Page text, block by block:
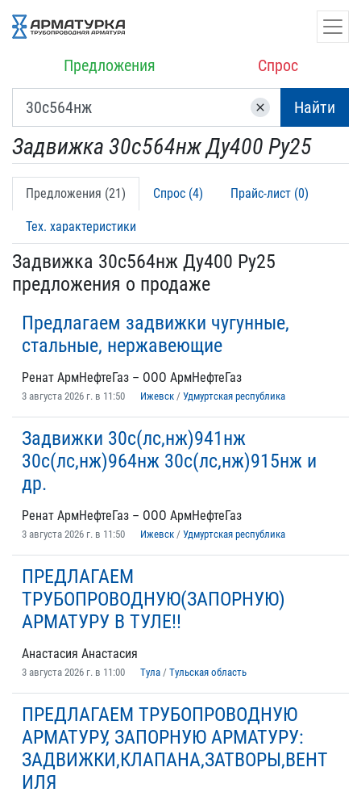
Предложения Спрос
clear Найти
Задвижка 30с564нж Ду400 Ру25
Предложения (21) Спрос (4) Прайс-лист (0)
Тех. характеристики
Задвижка 30с564нж Ду400 Ру25
предложения о продаже
Предлагаем задвижки чугунные,
стальные, нержавеющие
Ренат АрмНефтеГаз – ООО АрмНефтеГаз
3 августа 2026 г. в 11:50 Ижевск / Удмуртская республика
Задвижки 30с(лс,нж)941нж
30с(лс,нж)964нж 30с(лс,нж)915нж и
др.
Ренат АрмНефтеГаз – ООО АрмНефтеГаз
3 августа 2026 г. в 11:50 Ижевск / Удмуртская республика
ПРЕДЛАГАЕМ
ТРУБОПРОВОДНУЮ(ЗАПОРНУЮ)
АРМАТУРУ В ТУЛЕ!!
Анастасия Анастасия
3 августа 2026 г. в 11:00 Тула / Тульская область
ПРЕДЛАГАЕМ ТРУБОПРОВОДНУЮ
АРМАТУРУ, ЗАПОРНУЮ АРМАТУРУ:
ЗАДВИЖКИ,КЛАПАНА,ЗАТВОРЫ,ВЕНТ
ИЛЯ